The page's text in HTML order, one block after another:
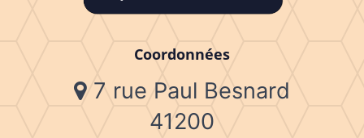
Coordonnées
7 rue Paul Besnard
41200